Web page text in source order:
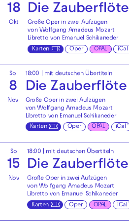
18
Okt
Die Zauberflöte
Große Oper in zwei Aufzügen
von Wolfgang Amadeus Mozart
Libretto von Emanuel Schikaneder
Karten
Oper OPAL iCal
So
8
Nov
18:00 mit deutschen Übertiteln
Die Zauberflöte
Große Oper in zwei Aufzügen
von Wolfgang Amadeus Mozart
Libretto von Emanuel Schikaneder
Karten
Oper OPAL iCal
So
15
Nov
18:00 mit deutschen Übertiteln
Die Zauberflöte
Große Oper in zwei Aufzügen
von Wolfgang Amadeus Mozart
Libretto von Emanuel Schikaneder
Karten
Oper OPAL iCal